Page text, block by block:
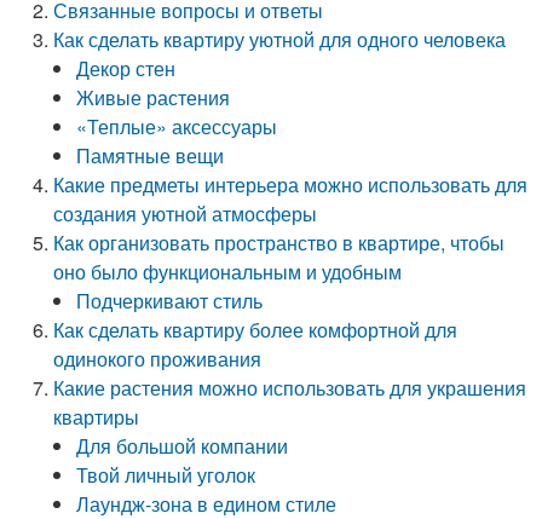
Связанные вопросы и ответы
Как сделать квартиру уютной для одного человека
Декор стен
Живые растения
«Теплые» аксессуары
Памятные вещи
Какие предметы интерьера можно использовать для
создания уютной атмосферы
Как организовать пространство в квартире, чтобы
оно было функциональным и удобным
Подчеркивают стиль
Как сделать квартиру более комфортной для
одинокого проживания
Какие растения можно использовать для украшения
квартиры
Для большой компании
Твой личный уголок
Лаундж-зона в едином стиле